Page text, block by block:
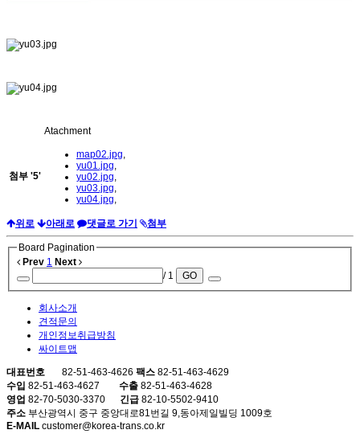
Atachment
첨부 '5'
map02.jpg,
yu01.jpg,
yu02.jpg,
yu03.jpg,
yu04.jpg,
위로 아래로 댓글로 가기 첨부
Board Pagination
Prev 1 Next
/ 1
GO
회사소개
견적문의
개인정보취급방침
싸이트맵
대표번호 82-51-463-4626 팩스 82-51-463-4629
수입 82-51-463-4627 수출 82-51-463-4628
영업 82-70-5030-3370 긴급 82-10-5502-9410
주소 부산광역시 중구 중앙대로81번길 9,동아제일빌딩 1009호
E-MAIL customer@korea-trans.co.kr